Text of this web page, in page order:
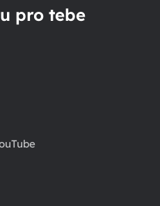
pro tebe